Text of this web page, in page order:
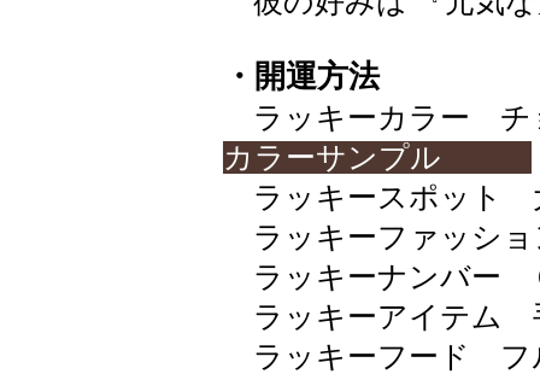
・開運方法
ラッキーカラー チ
カラーサンプル
ラッキースポット
ラッキーファッシ
ラッキーナンバー
ラッキーアイテム
ラッキーフード フ